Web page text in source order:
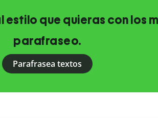
estilo que quieras con los
parafraseo.
Parafrasea textos